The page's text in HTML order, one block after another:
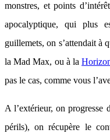
monstres, et points
apocalyptique, qui plus
guillemets, on s’attendait à
la Mad Max, ou à la
pas le cas, comme vous
A l’extérieur, on progresse
périls), on récupère le